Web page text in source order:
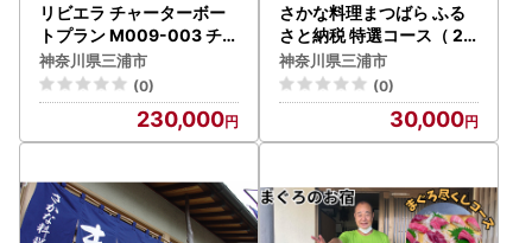
リビエラ チャーターボー
トプラン M009-003 チケ
ット 体験
神奈川県三浦市
(0)
230,000
さかな料理まつばら ふる
さと納税 特選コース（ 2
名様 ） M022-001-02 チ
ケット 体験 食事券
神奈川県三浦市
(0)
30,000